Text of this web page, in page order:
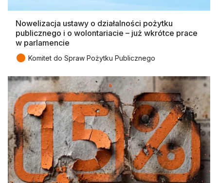
Nowelizacja ustawy o działalności pożytku
publicznego i o wolontariacie – już wkrótce prace
w parlamencie
● Komitet do Spraw Pożytku Publicznego